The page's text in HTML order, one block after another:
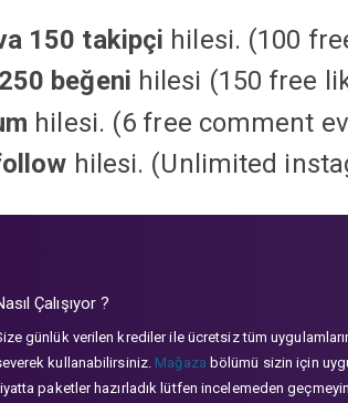
150 takipçi hilesi. (100
beğeni hilesi (150 free
hilesi. (6 free comment
hilesi. (Unlimited
Çalışıyor ?
günlük verilen krediler ile ücretsiz tüm
kullanabilirsiniz. Mağaza bölümü sizin için
paketler hazırladık lütfen incelemeden